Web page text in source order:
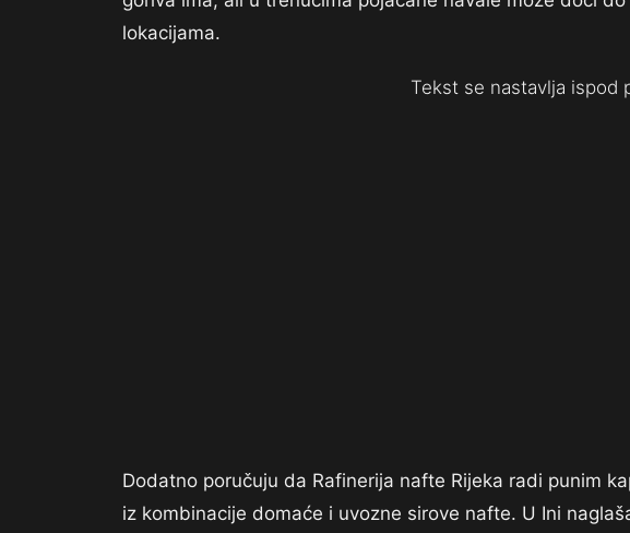
lokacijama.
Tekst se nastavlja ispod
Dodatno poručuju da Rafinerija nafte Rijeka radi punim
iz kombinacije domaće i uvozne sirove nafte. U Ini